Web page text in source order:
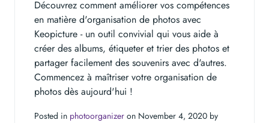
Découvrez comment améliorer vos compétences
en matière d'organisation de photos avec
Keopicture - un outil convivial qui vous aide à
créer des albums, étiqueter et trier des photos et
partager facilement des souvenirs avec d'autres.
Commencez à maîtriser votre organisation de
photos dès aujourd'hui !
Posted in photoorganizer on November 4, 2020 by